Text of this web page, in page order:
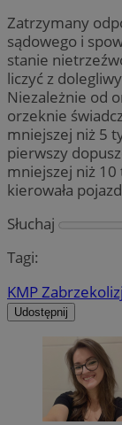
Zatrzymany
sądowego i
stanie
liczyć z
Niezależnie od
orzeknie
mniejszej niż 5
pierwszy
mniejszej niż 10
kierowała
Słuchaj
Tagi:
KMP Zabrze
Udostępnij